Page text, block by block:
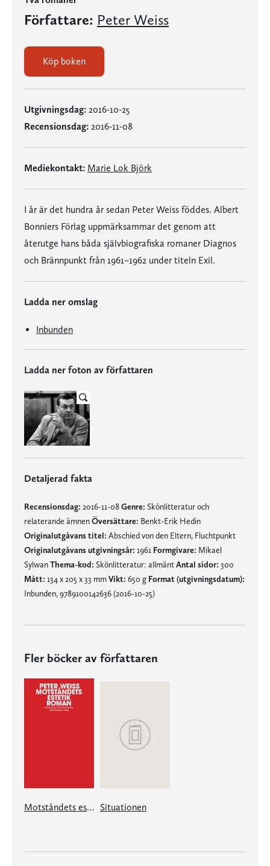
Författare: Peter Weiss
Köp boken
Utgivningsdag: 2016-10-25
Recensionsdag: 2016-11-08
Mediekontakt: Marie Lok Björk
I år är det hundra år sedan Peter Weiss föddes. Albert
Bonniers Förlag uppmärksammar det genom att
återutge hans båda självbiografiska romaner Diagnos
och Brännpunkt från 1961–1962 under titeln Exil.
Ladda ner omslag
Inbunden
Ladda ner foton av författaren
Detaljerad fakta
Recensionsdag: 2016-11-08Genre: Skönlitteratur och
relaterande ämnenÖversättare: Benkt-Erik Hedin
Originalutgåvans titel: Abschied von den Eltern, Fluchtpunkt
Originalutgåvans utgivningsår: 1961 Formgivare: Mikael
SylwanThema-kod: Skönlitteratur: allmäntAntal sidor: 300
Mått: 134 x 205 x 33 mmVikt: 650 g Format (utgivningsdatum):
Inbunden, 9789100142636 (2016-10-25)
Fler böcker av författaren
Motståndets estetik, band 1 Situationen